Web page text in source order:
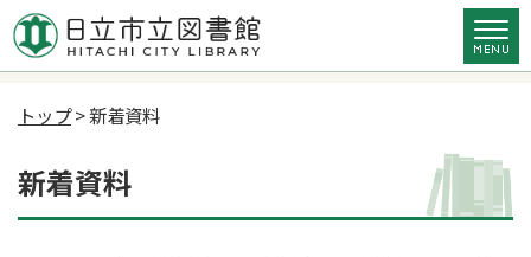
トップ> 新着資料
新着資料